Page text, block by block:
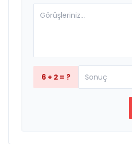
6 + 2 = ?